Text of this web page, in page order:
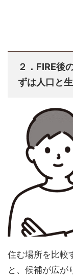
２．FIRE後
ずは人口と
住む場所を比較
と、候補が広が